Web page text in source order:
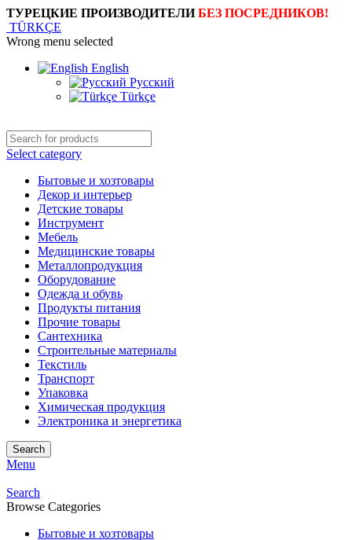
ТУРЕЦКИЕ ПРОИЗВОДИТЕЛИБЕЗ ПОСРЕДНИКОВ!
TÜRKÇE
Wrong menu selected
English
Русский
Türkçe
Select category
Бытовые и хозтовары
Декор и интерьер
Детские товары
Инструмент
Мебель
Медицинские товары
Металлопродукция
Оборудование
Одежда и обувь
Продукты питания
Прочие товары
Сантехника
Строительные материалы
Текстиль
Транспорт
Упаковка
Химическая продукция
Электроника и энергетика
Search
Menu
Search
Browse Categories
Бытовые и хозтовары